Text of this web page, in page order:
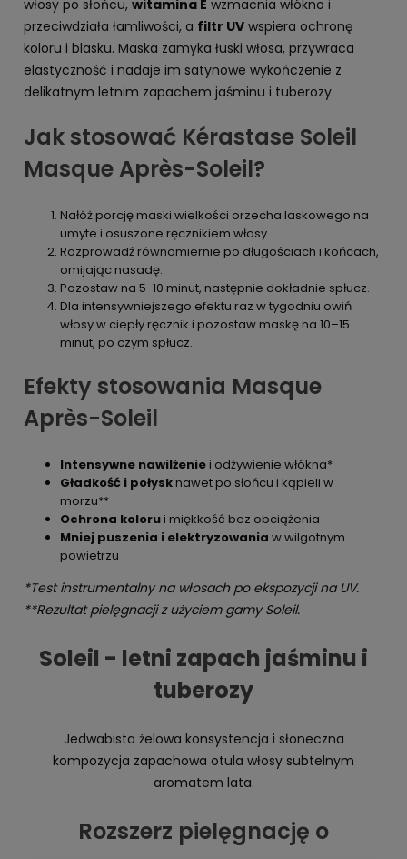
włosy po słońcu, witamina E wzmacnia włókno i
przeciwdziała łamliwości, a filtr UV wspiera ochronę
koloru i blasku. Maska zamyka łuski włosa, przywraca
elastyczność i nadaje im satynowe wykończenie z
delikatnym letnim zapachem jaśminu i tuberozy.
Jak stosować Kérastase Soleil
Masque Après-Soleil?
Nałóż porcję maski wielkości orzecha laskowego na
umyte i osuszone ręcznikiem włosy.
Rozprowadź równomiernie po długościach i końcach,
omijając nasadę.
Pozostaw na 5-10 minut, następnie dokładnie spłucz.
Dla intensywniejszego efektu raz w tygodniu owiń
włosy w ciepły ręcznik i pozostaw maskę na 10–15
minut, po czym spłucz.
Efekty stosowania Masque
Après-Soleil
Intensywne nawilżenie i odżywienie włókna*
Gładkość i połysk nawet po słońcu i kąpieli w
morzu**
Ochrona koloru i miękkość bez obciążenia
Mniej puszenia i elektryzowania w wilgotnym
powietrzu
*Test instrumentalny na włosach po ekspozycji na UV.
**Rezultat pielęgnacji z użyciem gamy Soleil.
Soleil - letni zapach jaśminu i
tuberozy
Jedwabista żelowa konsystencja i słoneczna
kompozycja zapachowa otula włosy subtelnym
aromatem lata.
Rozszerz pielęgnację o